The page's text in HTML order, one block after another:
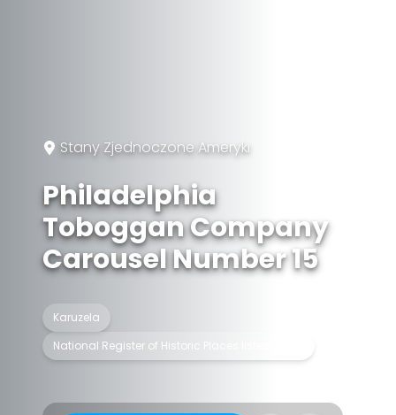
Stany Zjednoczone Ameryki
Philadelphia
Toboggan Company
Carousel Number 15
Karuzela
National Register of Historic Places listed place